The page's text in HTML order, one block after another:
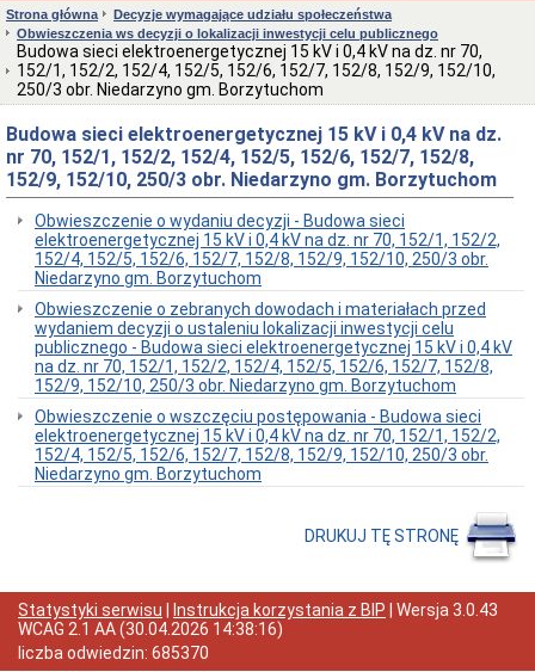
Wójta
Gminy
Borzytuchom
o
przystąpieniu
Gminy
Borzytuchom
do
preferencyjnego
zakupu
paliwa
stałego
(węgla)
przeznaczeniem
dla
gospodarstw
domowych
Wiadomości
Zawiadomienia
Dane
adresowe
Dni
przyjmowaniu
skarg
wniosków
Strona główna
Decyzje wymagające udziału społeczeństwa
Obwieszczenia ws decyzji o lokalizacji inwestycji celu publicznego
Budowa sieci elektroenergetycznej 15 kV i 0,4 kV na dz. nr 70,
152/1, 152/2, 152/4, 152/5, 152/6, 152/7, 152/8, 152/9, 152/10,
250/3 obr. Niedarzyno gm. Borzytuchom
Budowa sieci elektroenergetycznej 15 kV i 0,4 kV na dz.
nr 70, 152/1, 152/2, 152/4, 152/5, 152/6, 152/7, 152/8,
152/9, 152/10, 250/3 obr. Niedarzyno gm. Borzytuchom
Obwieszczenie o wydaniu decyzji - Budowa sieci
elektroenergetycznej 15 kV i 0,4 kV na dz. nr 70, 152/1, 152/2,
152/4, 152/5, 152/6, 152/7, 152/8, 152/9, 152/10, 250/3 obr.
Niedarzyno gm. Borzytuchom
Obwieszczenie o zebranych dowodach i materiałach przed
wydaniem decyzji o ustaleniu lokalizacji inwestycji celu
publicznego - Budowa sieci elektroenergetycznej 15 kV i 0,4 kV
na dz. nr 70, 152/1, 152/2, 152/4, 152/5, 152/6, 152/7, 152/8,
152/9, 152/10, 250/3 obr. Niedarzyno gm. Borzytuchom
Obwieszczenie o wszczęciu postępowania - Budowa sieci
elektroenergetycznej 15 kV i 0,4 kV na dz. nr 70, 152/1, 152/2,
152/4, 152/5, 152/6, 152/7, 152/8, 152/9, 152/10, 250/3 obr.
Niedarzyno gm. Borzytuchom
DRUKUJ TĘ STRONĘ
Statystyki serwisu Instrukcja korzystania z BIP | Wersja 3.0.43
WCAG 2.1 AA(30.04.2026 14:38:16)
liczba odwiedzin: 685370